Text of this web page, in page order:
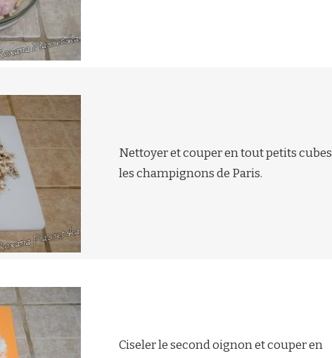
Nettoyer et couper en tout petits cubes
les champignons de Paris.
Ciseler le second oignon et couper en